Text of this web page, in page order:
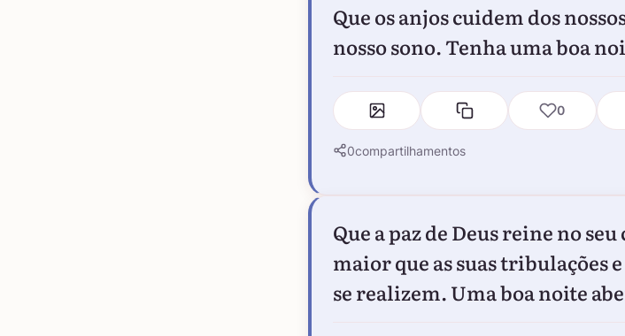
Que os anjos cuidem dos
nosso sono. Tenha uma boa
0
0compartilhamentos
Que a paz de Deus reine no
maior que as suas tribulações
se realizem. Uma boa noite